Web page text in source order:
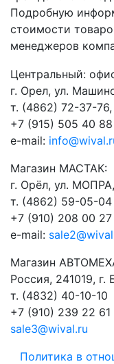
Подробную
стоимости
менеджеров
​Центральный:
г. Орел, ул.
т. (4862) 72-37-
+7 (915) 505 40 88
e-mail:
Магазин МАСТАК:
г. Орёл, ул.
т. (4862) 59-05-04
+7 (910) 208 00 27
e-mail:
Магазин
Россия, 241019,
т. (4832) 40-10-10
+7 (910) 239 22 61
sale3@wival.ru
Политика в